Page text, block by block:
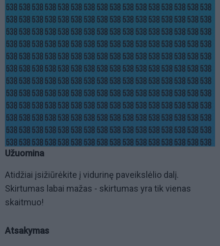
Užuomina
Atidžiai įsižiūrėkite į vidurinę paveikslėlio dalį.
Skirtumas labai mažas - skirtumas yra tik vienas
skaitmuo!
Atsakymas